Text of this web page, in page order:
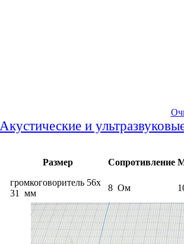
Акустические и
Размер Сопротивление
громкоговоритель 56x
31 мм
8 Ом